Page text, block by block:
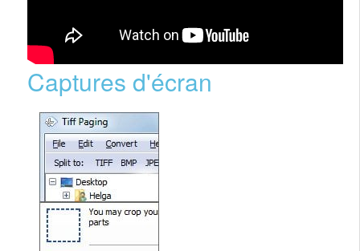
Captures d'écran